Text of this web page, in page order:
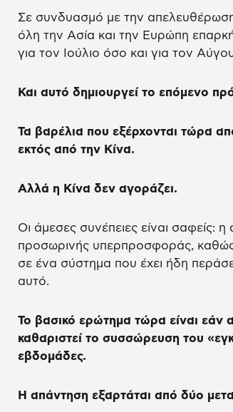
Σε συνδυασμό με την
όλη την Ασία και την Ευρώπη
για τον Ιούλιο όσο και για τον
Και αυτό δημιουργεί το επόμενο
Τα βαρέλια που εξέρχονται τώρα
εκτός από την Κίνα.
Αλλά η Κίνα δεν αγοράζει.
Οι άμεσες συνέπειες είναι σαφείς:
προσωρινής υπερπροσφοράς, καθώς
σε ένα σύστημα που έχει ήδη
αυτό.
Το βασικό ερώτημα τώρα είναι εάν
καθαριστεί το συσσώρευση του
εβδομάδες.
Η απάντηση εξαρτάται από δύο